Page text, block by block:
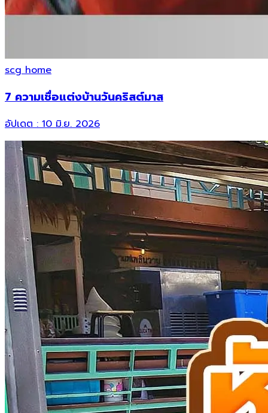
scg home
7 ความเชื่อแต่งบ้านวันคริสต์มาส
อัปเดต :10 มิ.ย. 2026